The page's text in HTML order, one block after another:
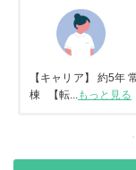
【キャリア】 約5年
棟 【転...
もっと見る